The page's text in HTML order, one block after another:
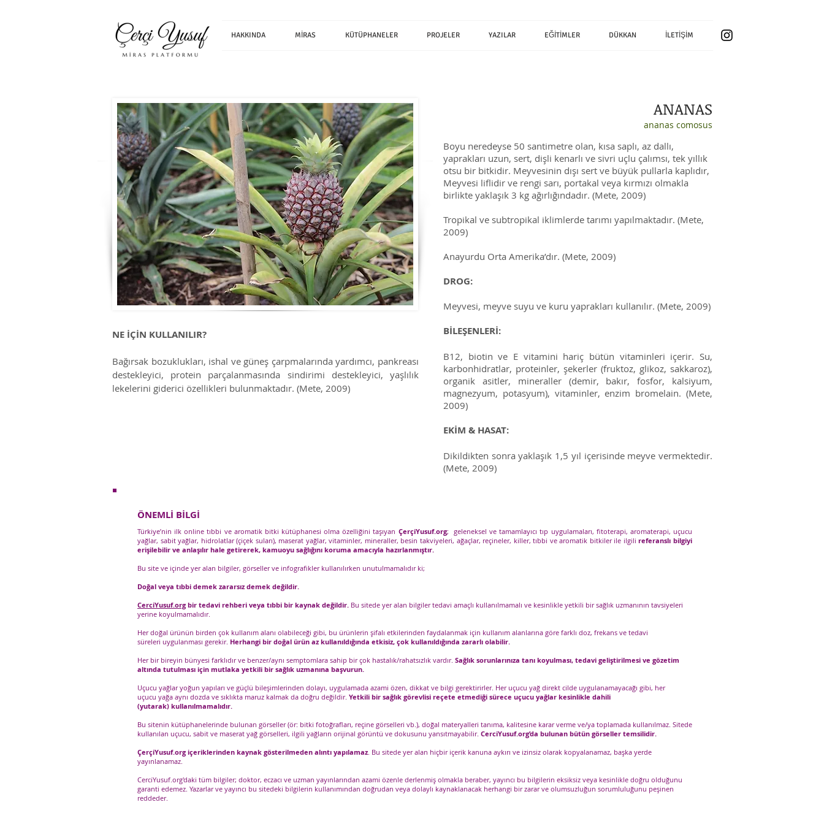
HAKKINDA MİRAS KÜTÜPHANELER PROJELER YAZILAR EĞİTİMLER DÜKKAN İLETİŞİM
NE İÇİN KULLANILIR?
Bağırsak bozuklukları, ishal ve güneş çarpmalarında yardımcı, pankreası
destekleyici, protein parçalanmasında sindirimi destekleyici, yaşlılık
lekelerini giderici özellikleri bulunmaktadır. (Mete, 2009)
ANANAS
ananas comosus
Boyu neredeyse 50 santimetre olan, kısa saplı, az dallı,
yaprakları uzun, sert, dişli kenarlı ve sivri uçlu çalımsı, tek yıllık
otsu bir bitkidir. Meyvesinin dışı sert ve büyük pullarla kaplıdır,
Meyvesi liflidir ve rengi sarı, portakal veya kırmızı olmakla
birlikte yaklaşık 3 kg ağırlığındadır. (Mete, 2009)
Tropikal ve subtropikal iklimlerde tarımı yapılmaktadır. (Mete,
2009)
Anayurdu Orta Amerika’dır. (Mete, 2009)
DROG:
Meyvesi, meyve suyu ve kuru yaprakları kullanılır. (Mete, 2009)
BİLEŞENLERİ:
B12, biotin ve E vitamini hariç bütün vitaminleri içerir. Su,
karbonhidratlar, proteinler, şekerler (fruktoz, glikoz, sakkaroz),
organik asitler, mineraller (demir, bakır, fosfor, kalsiyum,
magnezyum, potasyum), vitaminler, enzim bromelain. (Mete,
2009)
EKİM & HASAT:
Dikildikten sonra yaklaşık 1,5 yıl içerisinde meyve vermektedir.
(Mete, 2009)
ÖNEMLİ BİLGİ
Türkiye’nin ilk online tıbbi ve aromatik bitki kütüphanesi olma özelliğini taşıyan ÇerçiYusuf.org; geleneksel ve tamamlayıcı tıp uygulamaları, fitoterapi, aromaterapi, uçucu
yağlar, sabit yağlar, hidrolatlar (çiçek suları), maserat yağlar, vitaminler, mineraller, besin takviyeleri, ağaçlar, reçineler, killer, tıbbi ve aromatik bitkiler ile ilgilireferanslı bilgiyi
erişilebilir ve anlaşılır hale getirerek, kamuoyu sağlığını koruma amacıyla hazırlanmıştır.
Bu site ve içinde yer alan bilgiler, görseller ve infografikler kullanılırken unutulmamalıdır ki;
Doğal veya tıbbi demek zararsız demek değildir.
CerciYusuf.org bir tedavi rehberi veya tıbbi bir kaynak değildir. Bu sitede yer alan bilgiler tedavi amaçlı kullanılmamalı ve kesinlikle yetkili bir sağlık uzmanının tavsiyeleri
yerine koyulmamalıdır.
Her doğal ürünün birden çok kullanım alanı olabileceği gibi, bu ürünlerin şifalı etkilerinden faydalanmak için kullanım alanlarına göre farklı doz, frekans ve tedavi
süreleri uygulanması gerekir. Herhangi bir doğal ürün az kullanıldığında etkisiz, çok kullanıldığında zararlı olabilir.
Her bir bireyin bünyesi farklıdır ve benzer/aynı semptomlara sahip bir çok hastalık/rahatsızlık vardır. Sağlık sorunlarınıza tanı koyulması, tedavi geliştirilmesi ve gözetim
altında tutulması için mutlaka yetkili bir sağlık uzmanına başvurun.
Uçucu yağlar yoğun yapıları ve güçlü bileşimlerinden dolayı, uygulamada azami özen, dikkat ve bilgi gerektirirler. Her uçucu yağ direkt cilde uygulanamayacağı gibi, her
uçucu yağa aynı dozda ve sıklıkta maruz kalmak da doğru değildir. Yetkili bir sağlık görevlisi reçete etmediği sürece uçucu yağlar kesinlikle dahili
(yutarak) kullanılmamalıdır.
Bu sitenin kütüphanelerinde bulunan görseller (ör: bitki fotoğrafları, reçine görselleri vb.), doğal materyalleri tanıma, kalitesine karar verme ve/ya toplamada kullanılmaz. Sitede
kullanılan uçucu, sabit ve maserat yağ görselleri, ilgili yağların orijinal görüntü ve dokusunu yansıtmayabilir. CerciYusuf.org’da bulunan bütün görseller temsilidir.
ÇerçiYusuf.org içeriklerinden kaynak gösterilmeden alıntı yapılamaz. Bu sitede yer alan hiçbir içerik kanuna aykırı ve izinsiz olarak kopyalanamaz, başka yerde
yayınlanamaz.
CerciYusuf.org'daki tüm bilgiler; doktor, eczacı ve uzman yayınlarından azami özenle derlenmiş olmakla beraber, yayıncı bu bilgilerin eksiksiz veya kesinlikle doğru olduğunu
garanti edemez. Yazarlar ve yayıncı bu sitedeki bilgilerin kullanımından doğrudan veya dolaylı kaynaklanacak herhangi bir zarar ve olumsuzluğun sorumluluğunu peşinen
reddeder.